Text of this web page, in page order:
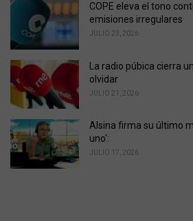
COPE eleva el tono
emisiones irregulares
JULIO 23, 2026
La radio púbica cierra
olvidar
JULIO 21, 2026
Alsina firma su último
uno':
JULIO 17, 2026